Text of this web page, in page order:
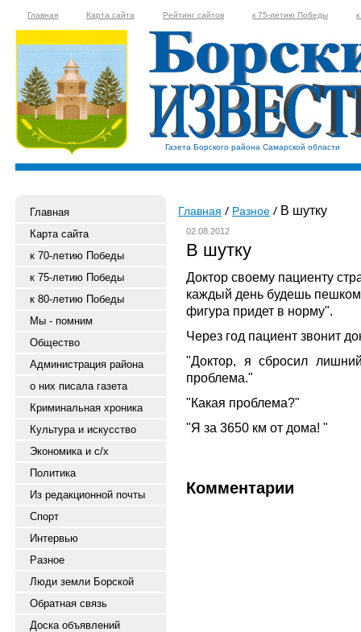
Главная Карта сайта Рейтинг сайтов к 75-летию Победы
Газета Борского района Самарской области
Главная
Карта сайта
к 70-летию Победы
к 75-летию Победы
к 80-летию Победы
Мы - помним
Общество
Администрация района
о них писала газета
Криминальная хроника
Культура и искусство
Экономика и с/х
Политика
Из редакционной почты
Спорт
Интервью
Разное
Люди земли Борской
Обратная связь
Доска объявлений
Главная Разное В шутку
02.08.2012
В шутку
Доктор своему пациенту
каждый день будешь пешком
фигура придет в норму".
Через год пациент звонит
"Доктор, я сбросил
проблема."
"Какая проблема?"
"Я за 3650 км от дома! "
Комментарии